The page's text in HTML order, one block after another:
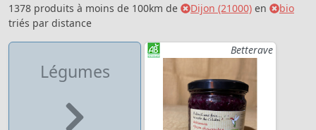
1378 produits à moins de 100km de Dijon (21000) en
bio
triés par distance
Légumes
Betterave